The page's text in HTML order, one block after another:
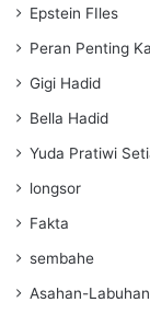
Epstein FIles
Peran Penting
Gigi Hadid
Bella Hadid
Yuda Pratiwi
longsor
Fakta
sembahe
Asahan-